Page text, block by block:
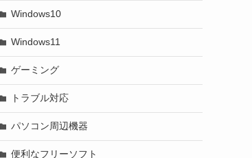
Windows10
Windows11
ゲーミング
トラブル対応
パソコン周辺機器
便利なフリーソフト